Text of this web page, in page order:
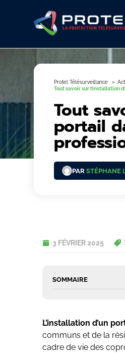
Protel Télésurveillance
Tout savoir sur l’installation
Tout
portail
PARSTÉPHANE
3 FÉVRIER 2025
SOMMAIRE
L’installation d’un
communs et de la
cadre de vie des